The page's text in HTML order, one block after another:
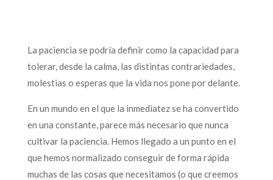
La paciencia se podría definir como la capacidad para
tolerar, desde la calma, las distintas contrariedades,
molestias o esperas que la vida nos pone por delante.
En un mundo en el que la inmediatez se ha convertido
en una constante, parece más necesario que nunca
cultivar la paciencia. Hemos llegado a un punto en el
que hemos normalizado conseguir de forma rápida
muchas de las cosas que necesitamos (o que creemos